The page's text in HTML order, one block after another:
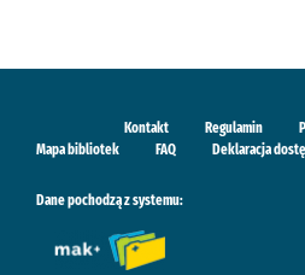
Kontakt Regulamin
Mapa bibliotek
FAQ Deklaracja
Dane pochodzą z systemu: